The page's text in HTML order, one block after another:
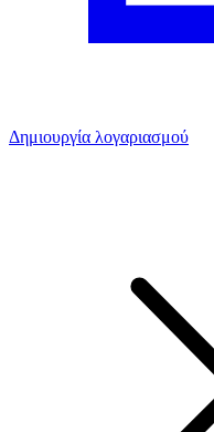
Δημιουργία λογαριασμού